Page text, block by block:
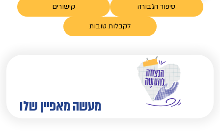
קישורים
לקבלות טובות
מעשה מאפיין שלו